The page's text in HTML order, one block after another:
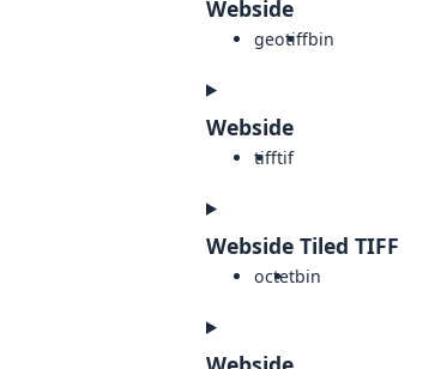
Webside
geotiffbin
Webside
tifftif
Webside Tiled TIFF
octetbin